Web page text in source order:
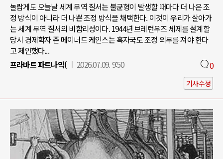
놀랍게도 오늘날 세계 무역 질서는 불균형이 발생할 때마다 더 나은 조
정 방식이 아니라 더 나쁜 조정 방식을 채택한다. 이것이 우리가 살아가
는 세계 무역 질서의 비합리성이다. 1944년 브레턴우즈 체제를 설계할
당시 경제학자 존 메이너드 케인스는 흑자국도 조정 의무를 져야 한다
고 제안했다...
프라바트 파트나익(
2026.07.09. 9:50 0
기사수정